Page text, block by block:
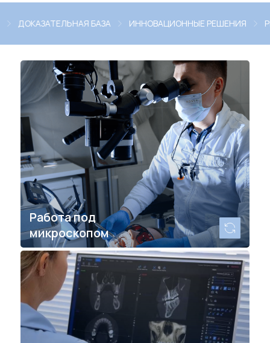
ПОДХОД ДОКАЗАТЕЛЬНАЯ БАЗА ИННОВАЦИОННЫЕ
Работа под
микроскопом
Работаем под высокоточным
микроскопом, чтобы
предотвратить перелечивание
каналов вновь
Даем экспертный, аргументированный
прогноз срока службы перед началом
лечения, чтобы вы могли принять взвешенное
решение